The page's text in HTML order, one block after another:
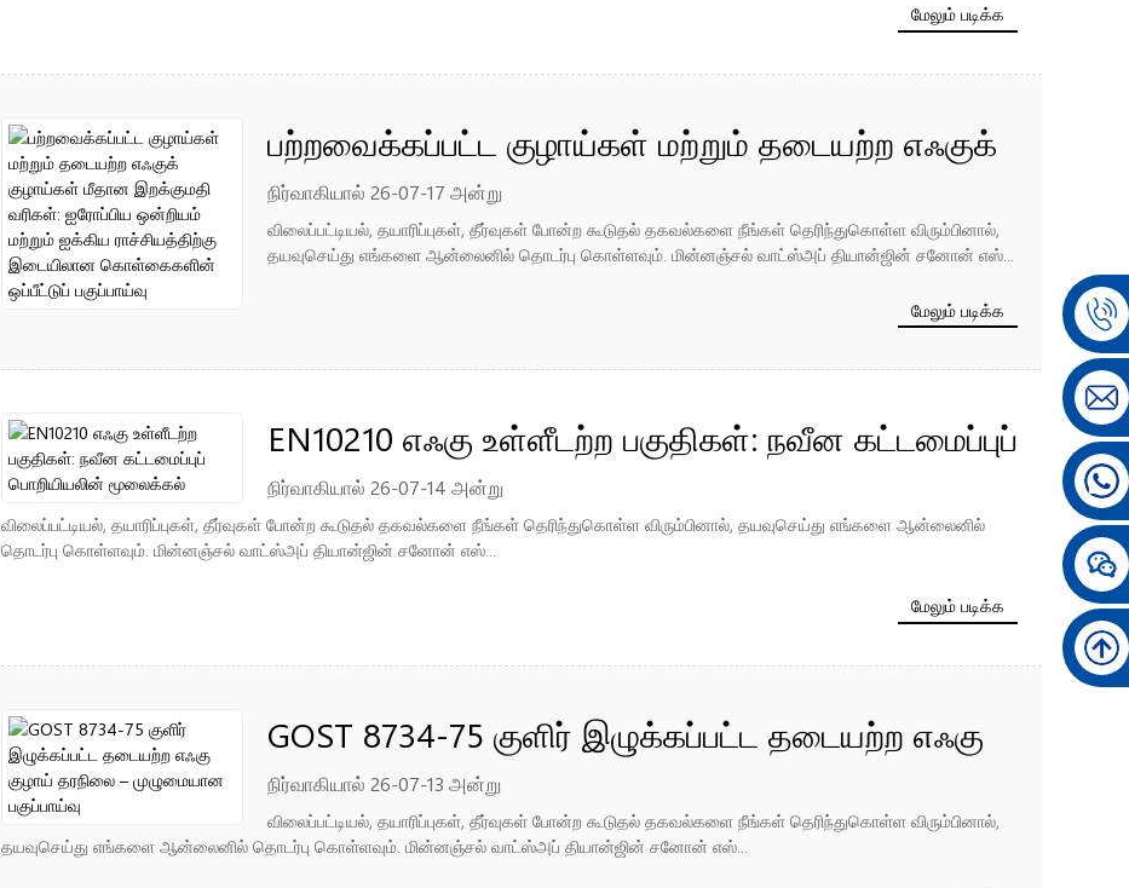
மேலும் படிக்க
பற்றவைக்கப்பட்ட குழாய்கள் மற்றும் தடையற்ற எஃகுக்
குழாய்கள் மீதான இறக்குமதி வரிகள்: ஐரோப்பிய
ஒன்றியம் மற்றும் ஐக்கிய ராச்சியத்திற்கு இடையிலான
நிர்வாகியால் 26-07-17 அன்று
விலைப்பட்டியல், தயாரிப்புகள், தீர்வுகள் போன்ற கூடுதல் தகவல்களை நீங்கள் தெரிந்துகொள்ள விரும்பினால்,
தயவுசெய்து எங்களை ஆன்லைனில் தொடர்பு கொள்ளவும். மின்னஞ்சல் வாட்ஸ்அப் தியான்ஜின் சனோன் எஸ்...
மேலும் படிக்க
EN10210 எஃகு உள்ளீடற்ற பகுதிகள்: நவீன கட்டமைப்புப்
பொறியியலின் மூலைக்கல்
நிர்வாகியால் 26-07-14 அன்று
விலைப்பட்டியல், தயாரிப்புகள், தீர்வுகள் போன்ற கூடுதல் தகவல்களை நீங்கள் தெரிந்துகொள்ள விரும்பினால், தயவுசெய்து எங்களை ஆன்லைனில்
தொடர்பு கொள்ளவும். மின்னஞ்சல் வாட்ஸ்அப் தியான்ஜின் சனோன் எஸ்...
மேலும் படிக்க
GOST 8734-75 குளிர் இழுக்கப்பட்ட தடையற்ற எஃகு
குழாய் தரநிலை – முழுமையான பகுப்பாய்வு
நிர்வாகியால் 26-07-13 அன்று
விலைப்பட்டியல், தயாரிப்புகள், தீர்வுகள் போன்ற கூடுதல் தகவல்களை நீங்கள் தெரிந்துகொள்ள விரும்பினால்,
தயவுசெய்து எங்களை ஆன்லைனில் தொடர்பு கொள்ளவும். மின்னஞ்சல் வாட்ஸ்அப் தியான்ஜின் சனோன் எஸ்...